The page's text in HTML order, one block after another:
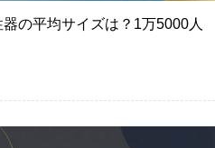
の平均サイズは？1万5000人